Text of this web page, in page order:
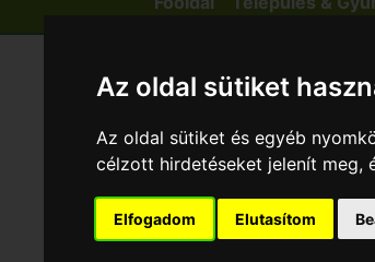
Az oldal sütiket
Az oldal sütiket és egyéb
célzott hirdetéseket jelenít meg,
Elfogadom Elutasítom